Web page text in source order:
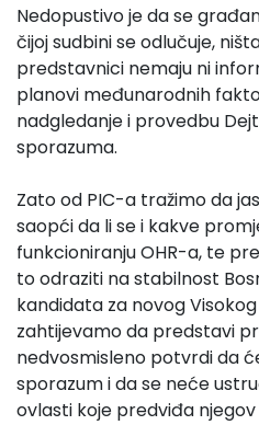
Nedopustivo je da se
čijoj sudbini se odlučuje,
predstavnici nemaju ni
planovi međunarodnih
nadgledanje i provedbu
sporazuma.
Zato od PIC-a tražimo da
saopći da li se i kakve
funkcioniranju OHR-a, te
to odraziti na stabilnost
kandidata za novog
zahtijevamo da predstavi
nedvosmisleno potvrdi da
sporazum i da se neće
ovlasti koje predviđa